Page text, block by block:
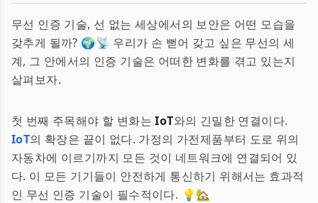
무선 인증 기술, 선 없는 세상에서의 보안은 어떤 모습을
갖추게 될까? 🌍📡 우리가 손 뻗어 갖고 싶은 무선의 세
계, 그 안에서의 인증 기술은 어떠한 변화를 겪고 있는지
살펴보자.
첫 번째 주목해야 할 변화는IoT와의 긴밀한 연결이다.
IoT의 확장은 끝이 없다. 가정의 가전제품부터 도로 위의
자동차에 이르기까지 모든 것이 네트워크에 연결되어 있
다. 이 모든 기기들이 안전하게 통신하기 위해서는 효과적
인 무선 인증 기술이 필수적이다. 💡🏡